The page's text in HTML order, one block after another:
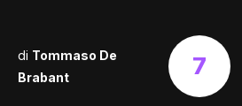
di Tommaso De
Brabant
7